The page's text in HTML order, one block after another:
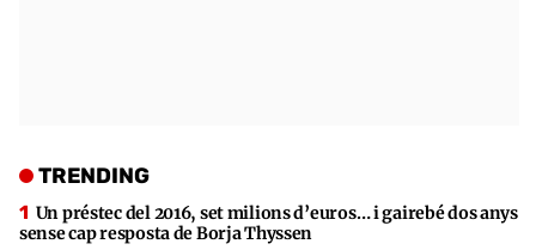
TRENDING
Un préstec del 2016, set milions d’euros… i gairebé dos anys
sense cap resposta de Borja Thyssen